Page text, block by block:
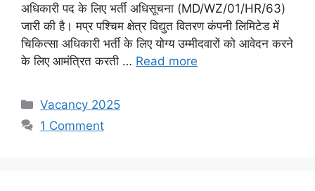
अधिकारी पद के लिए भर्ती अधिसूचना (MD/WZ/01/HR/63)
जारी की है। मप्र पश्चिम क्षेत्र विद्युत वितरण कंपनी लिमिटेड में
चिकित्सा अधिकारी भर्ती के लिए योग्य उम्मीदवारों को आवेदन करने
के लिए आमंत्रित करती … Read more
Categories
Vacancy 2025
1 Comment